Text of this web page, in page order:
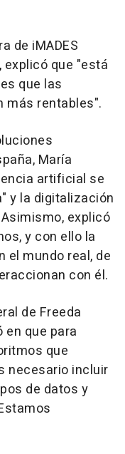
de iMADES
explicó que "está
que las
más rentables".
María
artificial se
y la digitalización
explicó
y con ello la
el mundo real, de
con él.
de Freeda
en que para
que
necesario incluir
de datos y